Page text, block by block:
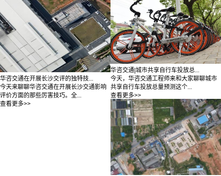
华咨交通在开展长沙交评的独特技...
今天来聊聊华咨交通在开展长沙交通影响
评价方面的那些厉害技巧。全...
查看更多>>
华咨交通|城市共享自行车投放总...
今天，华咨交通工程师来和大家聊聊城市
共享自行车投放总量预测这个...
查看更多>>